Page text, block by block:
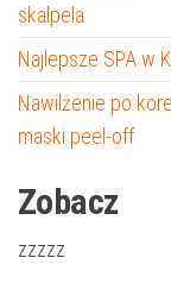
skalpela
Najlepsze SPA w
Nawilżenie po
maski peel-off
Zobacz
zzzzz